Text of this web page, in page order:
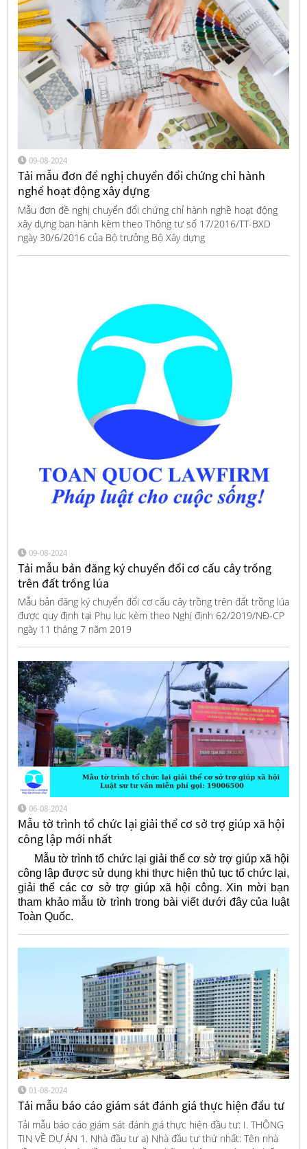
09-08-2024
Tải mẫu đơn đề nghị chuyển đổi chứng chỉ hành
nghề hoạt động xây dựng
Mẫu đơn đề nghị chuyển đổi chứng chỉ hành nghề hoạt động
xây dựng ban hành kèm theo Thông tư số 17/2016/TT-BXD
ngày 30/6/2016 của Bộ trưởng Bộ Xây dựng
09-08-2024
Tải mẫu bản đăng ký chuyển đổi cơ cấu cây trồng
trên đất trồng lúa
Mẫu bản đăng ký chuyển đổi cơ cấu cây trồng trên đất trồng lúa
được quy định tại Phụ lục kèm theo Nghị định 62/2019/NĐ-CP
ngày 11 tháng 7 năm 2019
06-08-2024
Mẫu tờ trình tổ chức lại giải thể cơ sở trợ giúp xã hội
công lập mới nhất
Mẫu tờ trình tổ chức lại giải thể cơ sở trợ giúp xã hội
công lập được sử dụng khi thực hiện thủ tục tổ chức lại,
giải thể các cơ sở trợ giúp xã hội công. Xin mời bạn
tham khảo mẫu tờ trình trong bài viết dưới đây của luật
Toàn Quốc.
01-08-2024
Tải mẫu báo cáo giám sát đánh giá thực hiện đầu tư
Tải mẫu báo cáo giám sát đánh giá thực hiện đầu tư: I. THÔNG
TIN VỀ DỰ ÁN 1. Nhà đầu tư a) Nhà đầu tư thứ nhất: Tên nhà